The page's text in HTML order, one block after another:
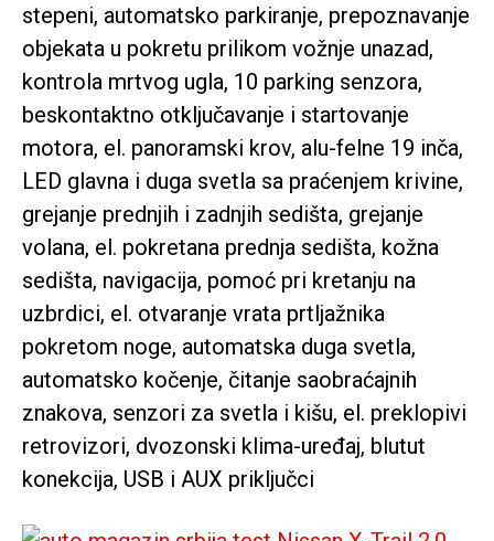
stepeni, automatsko parkiranje, prepoznavanje
objekata u pokretu prilikom vožnje unazad,
kontrola mrtvog ugla, 10 parking senzora,
beskontaktno otključavanje i startovanje
motora, el. panoramski krov, alu-felne 19 inča,
LED glavna i duga svetla sa praćenjem krivine,
grejanje prednjih i zadnjih sedišta, grejanje
volana, el. pokretana prednja sedišta, kožna
sedišta, navigacija, pomoć pri kretanju na
uzbrdici, el. otvaranje vrata prtljažnika
pokretom noge, automatska duga svetla,
automatsko kočenje, čitanje saobraćajnih
znakova, senzori za svetla i kišu, el. preklopivi
retrovizori, dvozonski klima-uređaj, blutut
konekcija, USB i AUX priključci